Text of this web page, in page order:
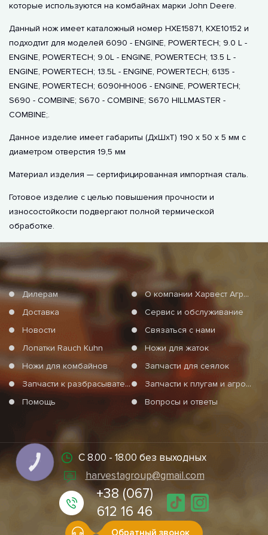
которые используются на комбайнах марки John Deere.
Данный нож имеет каталожный номер HXE15871, KXE10152 и
подходтит для моделей 6090 - ENGINE, POWERTECH; 9.0 L -
ENGINE, POWERTECH; 9.0L - ENGINE, POWERTECH; 13.5 L -
ENGINE, POWERTECH; 13.5L - ENGINE, POWERTECH; 6135 -
ENGINE, POWERTECH; 6090HH006 - ENGINE, POWERTECH;
S690 - COMBINE; S670 - COMBINE; S670 HILLMASTER -
COMBINE;.
Данное изделие имеет габариты (ДхШхТ) 190 х 50 х 5 мм с
диаметром отверстия 19,5 мм
Материал изделия — сертифицированная импортная сталь.
Готовое изделие с целью повышения прочности и
износостойкости подвергают полной термической
обработке.
Дилерам
О компании Харвест Агро Груп
Доставка
Сервис и обслуживание
Новости
Связаться с нами
Лопатки Rauch Kuhn
Ножи для жаток
Ножи для комбайнов
Запчасти для сеялок
Запчасти к разбрасывателям минеральных удобрений
Запчасти к плугам и агротехнике
Помощь
Вопросы и ответы
С 8.00 - 18.00 без выходных
harvestagroup@gmail.com
+38 (067)
612 16 46
Обратный звонок
КНОПКА
СВЯЗИ